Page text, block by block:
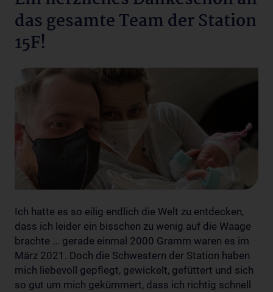
das gesamte Team der Station
15F!
Ich hatte es so eilig endlich die Welt zu entdecken,
dass ich leider ein bisschen zu wenig auf die Waage
brachte ... gerade einmal 2000 Gramm waren es im
März 2021. Doch die Schwestern der Station haben
mich liebevoll gepflegt, gewickelt, gefüttert und sich
so gut um mich gekümmert, dass ich richtig schnell